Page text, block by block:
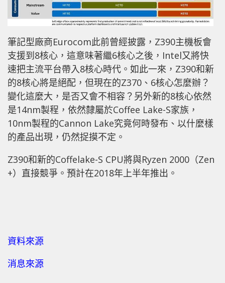
筆記型廠商Eurocom此前曾經披露，Z390主機板會
支援到8核心，這意味著繼6核心之後，Intel又將快
速把主流平台帶入8核心時代。如此一來，Z390和新
的8核心將是絕配，但現在的Z370、6核心怎麼辦？
變化這麼大，是否又會不相容？另外新的8核心依然
是14nm製程，依然隸屬於Coffee Lake-S家族，
10nm製程的Cannon Lake究竟何時發布、以什麼樣
的產品出現，仍然捉摸不定。
Z390和新的Coffelake-S CPU將與Ryzen 2000（Zen
+）直接競爭。預計在2018年上半年推出。
資料來源
消息來源